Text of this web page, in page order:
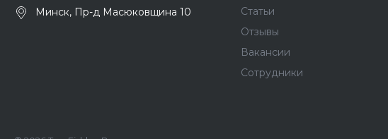
Минск, Пр-д Масюковщина 10
Статьи
Отзывы
Вакансии
Сотрудники